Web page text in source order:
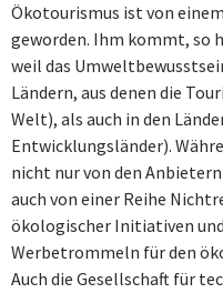
Ökotourismus ist von
geworden. Ihm kommt, so
weil das
Ländern, aus denen die
Welt), als auch in den
Entwicklungsländer).
nicht nur von den
auch von einer Reihe
ökologischer Initiativen
Werbetrommeln für den
Auch die Gesellschaft für